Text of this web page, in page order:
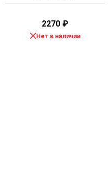
2270 ₽
Нет в наличии